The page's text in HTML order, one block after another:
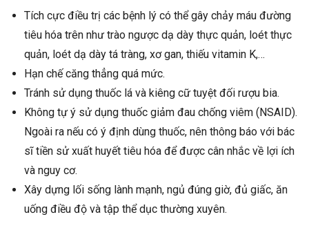
Tích cực điều trị các bệnh lý có thể gây chảy máu đường
tiêu hóa trên như trào ngược dạ dày thực quản, loét thực
quản, loét dạ dày tá tràng, xơ gan, thiếu vitamin K,…
Hạn chế căng thẳng quá mức.
Tránh sử dụng thuốc lá và kiêng cữ tuyệt đối rượu bia.
Không tự ý sử dụng thuốc giảm đau chống viêm (NSAID).
Ngoài ra nếu có ý định dùng thuốc, nên thông báo với bác
sĩ tiền sử xuất huyết tiêu hóa để được cân nhắc về lợi ích
và nguy cơ.
Xây dựng lối sống lành mạnh, ngủ đúng giờ, đủ giấc, ăn
uống điều độ và tập thể dục thường xuyên.